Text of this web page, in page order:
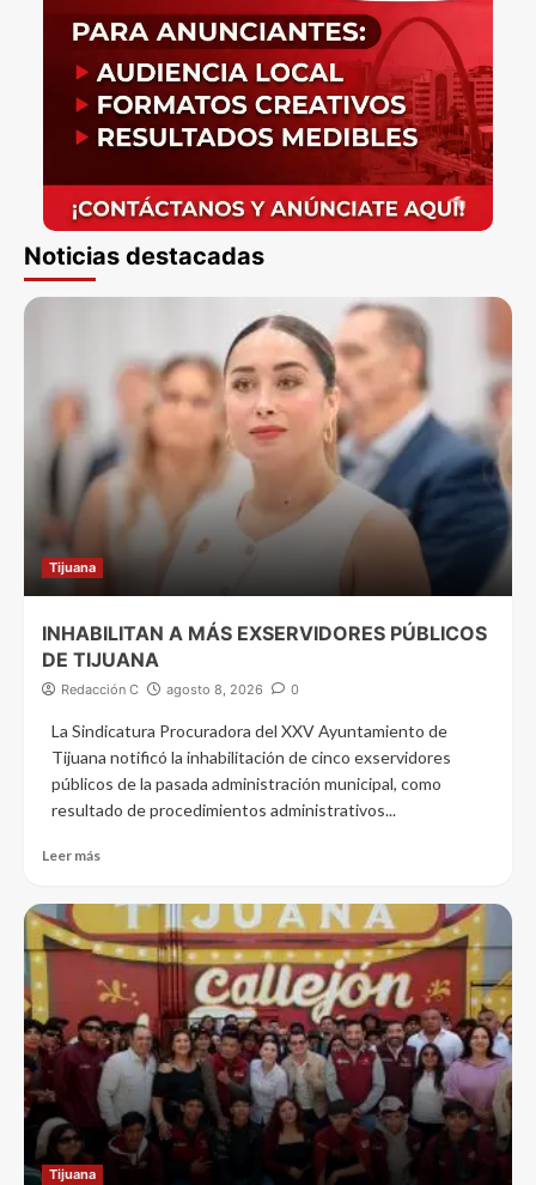
Noticias destacadas
Tijuana
INHABILITAN A MÁS EXSERVIDORES PÚBLICOS
DE TIJUANA
Redacción C agosto 8, 2026 0
La Sindicatura Procuradora del XXV Ayuntamiento de
Tijuana notificó la inhabilitación de cinco exservidores
públicos de la pasada administración municipal, como
resultado de procedimientos administrativos...
Leer más
Tijuana